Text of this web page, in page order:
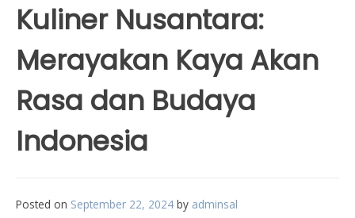
Kuliner Nusantara:
Merayakan Kaya Akan
Rasa dan Budaya
Indonesia
Posted on September 22, 2024 by adminsal